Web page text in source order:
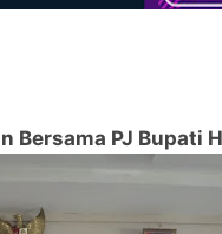
PJ Bupati